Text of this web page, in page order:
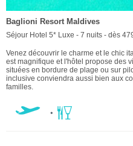
Baglioni Resort Maldives
Séjour Hotel 5* Luxe - 7 nuits - dès
Venez découvrir le charme et le chic
est magnifique et l'hôtel propose des
situées en bordure de plage ou sur
inclusive conviendra aussi bien aux
familles.